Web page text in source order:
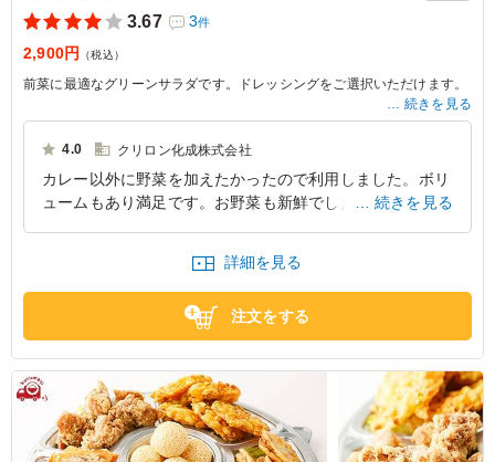
3.67 3件
2,900円 （税込）
前菜に最適なグリーンサラダです。ドレッシングをご選択いただけます。
※写真は5人前の盛りつけです。
続きを見る
4.0 クリロン化成株式会社
カレー以外に野菜を加えたかったので利用しました。ボリ
ュームもあり満足です。お野菜も新鮮でした。とりわけ用
愛知県名古屋市千種区内山2021/12/09
続きを見る
詳細を見る
注文をする